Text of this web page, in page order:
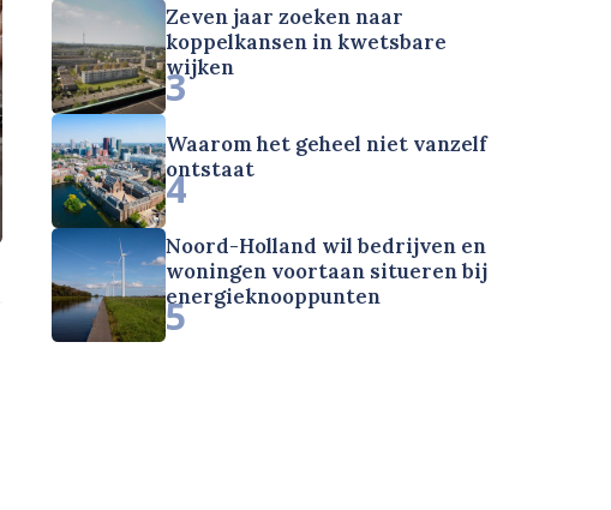
Zeven jaar zoeken naar
koppelkansen in kwetsbare
wijken
3
Waarom het geheel niet vanzelf
ontstaat
4
Noord-Holland wil bedrijven en
woningen voortaan situeren bij
energieknooppunten
5